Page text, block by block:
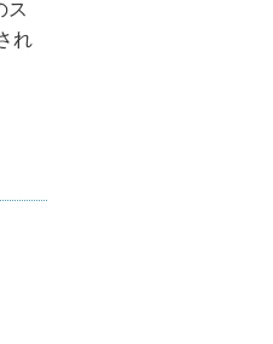
ス
れ